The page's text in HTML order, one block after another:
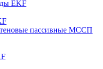
EKF
пассивные МССП